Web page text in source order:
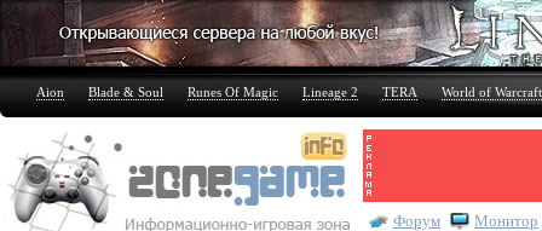
Aion Blade & Soul Runes Of Magic Lineage 2 TERA World of Warcraft
Форум Монитор